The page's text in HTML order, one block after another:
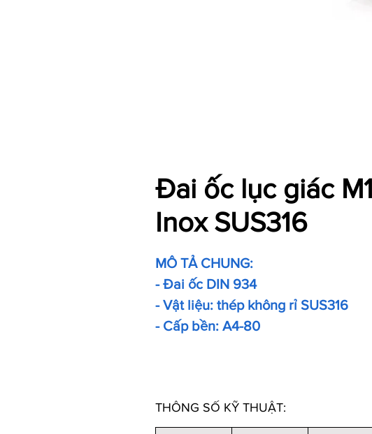
Đai ốc lục giác
Inox SUS316
MÔ TẢ CHUNG:
- Đai ốc DIN 934
- Vật liệu: thép không rỉ SUS316
- Cấp bền: A4-80
THÔNG SỐ KỸ THUẬT: